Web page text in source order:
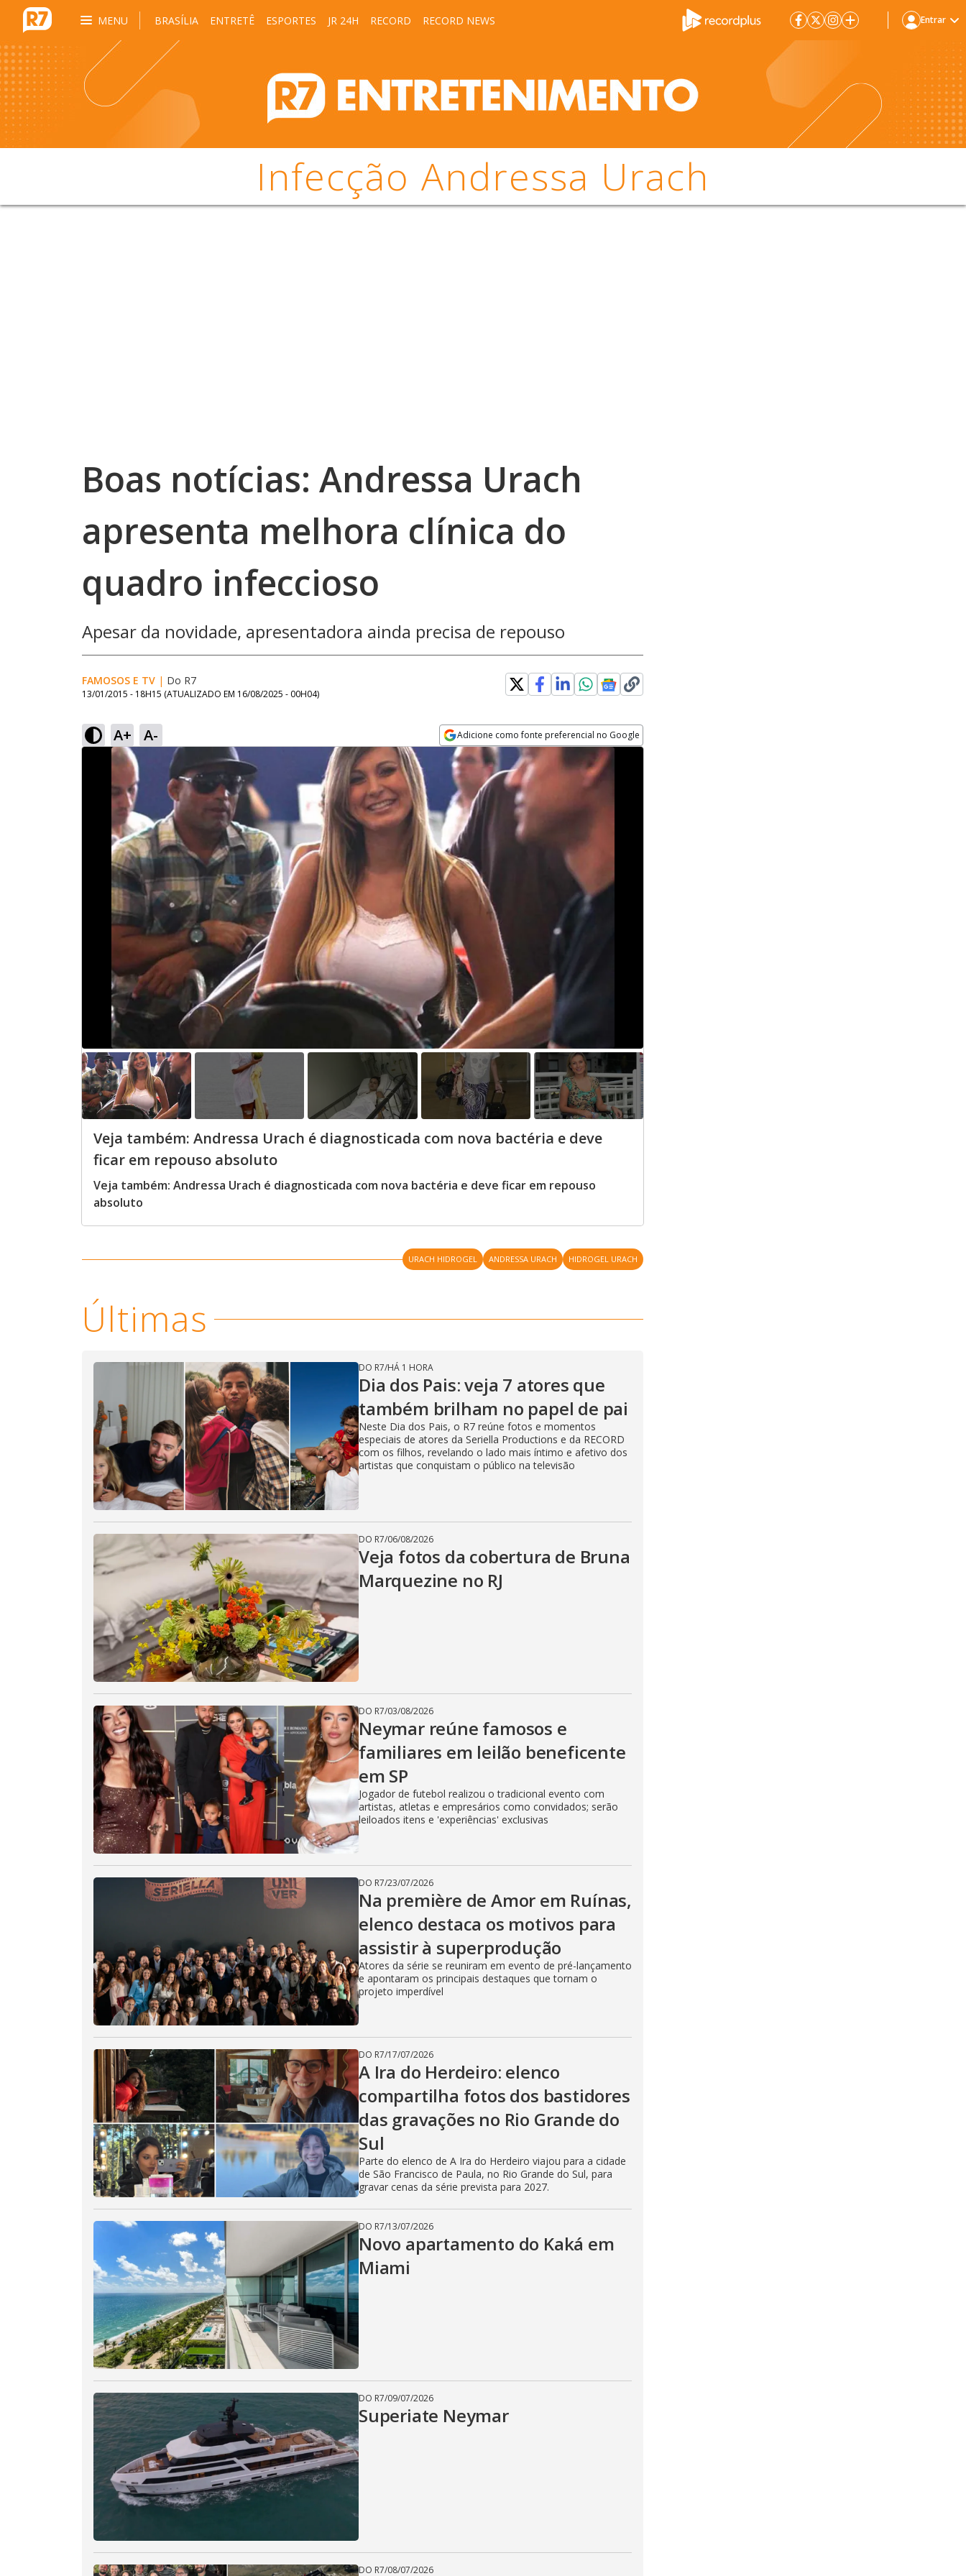
MENU BRASÍLIA ENTRETÊ ESPORTES JR 24H RECORD RECORD NEWS Entrar
Infecção Andressa Urach
Boas notícias: Andressa Urach
apresenta melhora clínica do
quadro infeccioso
Apesar da novidade, apresentadora ainda precisa de repouso
FAMOSOS E TV | Do R7
13/01/2015 - 18H15 (ATUALIZADO EM 16/08/2025 - 00H04)
A+ A- Adicione como fonte preferencial no Google
Opens in new window
Veja também: Andressa Urach é diagnosticada com nova bactéria e deve
ficar em repouso absoluto
Veja também: Andressa Urach é diagnosticada com nova bactéria e deve ficar em repouso
absoluto
URACH HIDROGEL ANDRESSA URACH HIDROGEL URACH
Últimas
DO R7/HÁ 1 HORA
Dia dos Pais: veja 7 atores que
também brilham no papel de pai
Neste Dia dos Pais, o R7 reúne fotos e momentos
especiais de atores da Seriella Productions e da RECORD
com os filhos, revelando o lado mais íntimo e afetivo dos
artistas que conquistam o público na televisão
DO R7/06/08/2026
Veja fotos da cobertura de Bruna
Marquezine no RJ
DO R7/03/08/2026
Neymar reúne famosos e
familiares em leilão beneficente
em SP
Jogador de futebol realizou o tradicional evento com
artistas, atletas e empresários como convidados; serão
leiloados itens e 'experiências' exclusivas
DO R7/23/07/2026
Na première de Amor em Ruínas,
elenco destaca os motivos para
assistir à superprodução
Atores da série se reuniram em evento de pré-lançamento
e apontaram os principais destaques que tornam o
projeto imperdível
DO R7/17/07/2026
A Ira do Herdeiro: elenco
compartilha fotos dos bastidores
das gravações no Rio Grande do
Sul
Parte do elenco de A Ira do Herdeiro viajou para a cidade
de São Francisco de Paula, no Rio Grande do Sul, para
gravar cenas da série prevista para 2027.
DO R7/13/07/2026
Novo apartamento do Kaká em
Miami
DO R7/09/07/2026
Superiate Neymar
DO R7/08/07/2026